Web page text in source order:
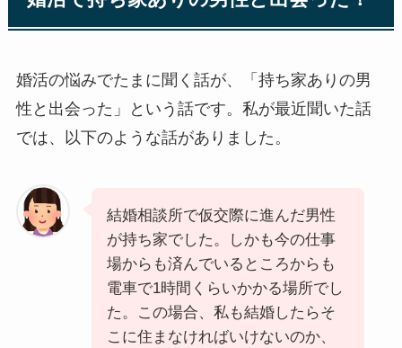
婚活の悩みでたまに聞く話が、「持ち家ありの男
性と出会った」という話です。私が最近聞いた話
では、以下のような話がありました。
結婚相談所で仮交際に進んだ男性
が持ち家でした。しかも今の仕事
場からも済んでいるところからも
電車で1時間くらいかかる場所でし
た。この場合、私も結婚したらそ
こに住まなければいけないのか、